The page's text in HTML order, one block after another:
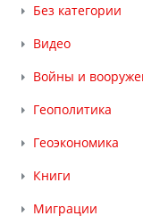
Без категории
Видео
Войны и
Геополитика
Геоэкономика
Книги
Миграции